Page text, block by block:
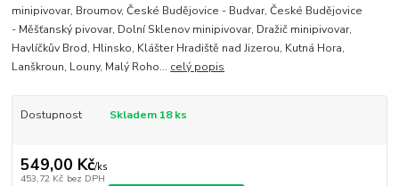
minipivovar, Broumov, České Budějovice - Budvar, České Budějovice
- Měšťanský pivovar, Dolní Sklenov minipivovar, Dražič minipivovar,
Havlíčkův Brod, Hlinsko, Klášter Hradiště nad Jizerou, Kutná Hora,
Lanškroun, Louny, Malý Roho... celý popis
Dostupnost Skladem 18 ks
549,00 Kč/ks
453,72 Kč bez DPH